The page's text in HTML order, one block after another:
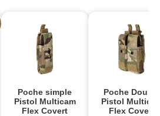
Poche simple
Pistol Multicam
Flex Covert
Poche Double
Pistol
Flex Covert